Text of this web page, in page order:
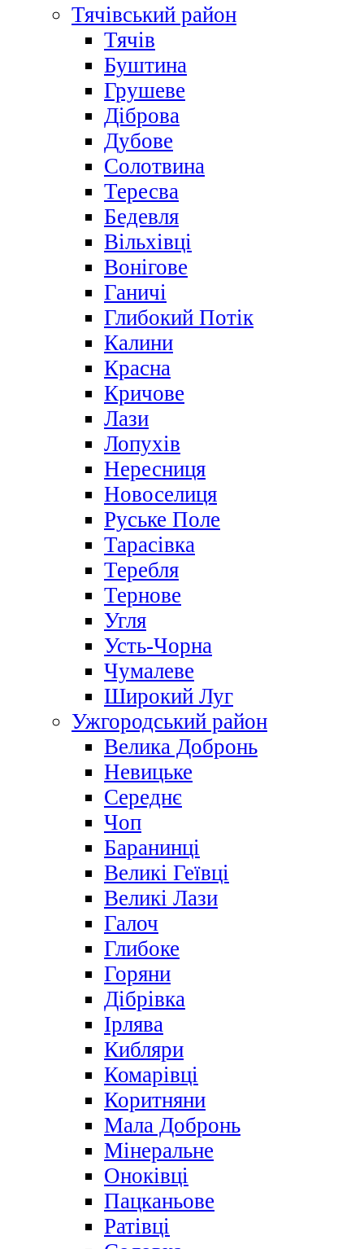
Тячівський район
Тячів
Буштина
Грушеве
Діброва
Дубове
Солотвина
Тересва
Бедевля
Вільхівці
Вонігове
Ганичі
Глибокий Потік
Калини
Красна
Кричове
Лази
Лопухів
Нересниця
Новоселиця
Руське Поле
Тарасівка
Теребля
Тернове
Угля
Усть-Чорна
Чумалеве
Широкий Луг
Ужгородський район
Велика Добронь
Невицьке
Середнє
Чоп
Баранинці
Великі Геївці
Великі Лази
Галоч
Глибоке
Горяни
Дібрівка
Ірлява
Кибляри
Комарівці
Коритняни
Мала Добронь
Мінеральне
Оноківці
Пацканьове
Ратівці